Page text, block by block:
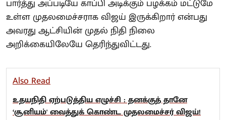
பார்த்து அப்படியே காப்பி அடிக்கும் பழக்கம் மட்டுமே
உள்ள முதலமைச்சராக விஜய் இருக்கிறார் என்பது
அவரது ஆட்சியின் முதல் நிதி நிலை
அறிக்கையிலேயே தெரிந்துவிட்டது.
Also Read
உதயநிதி ஏற்படுத்திய எழுச்சி : தனக்குத் தானே
‘சூனியம்' வைத்துக் கொண்ட முதலமைச்சர் விஜய்!